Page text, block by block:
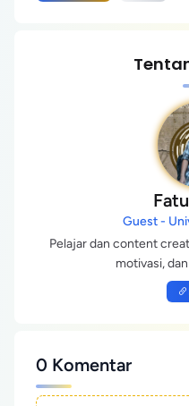
Guest -
Pelajar dan content
motivasi,
0 Komentar